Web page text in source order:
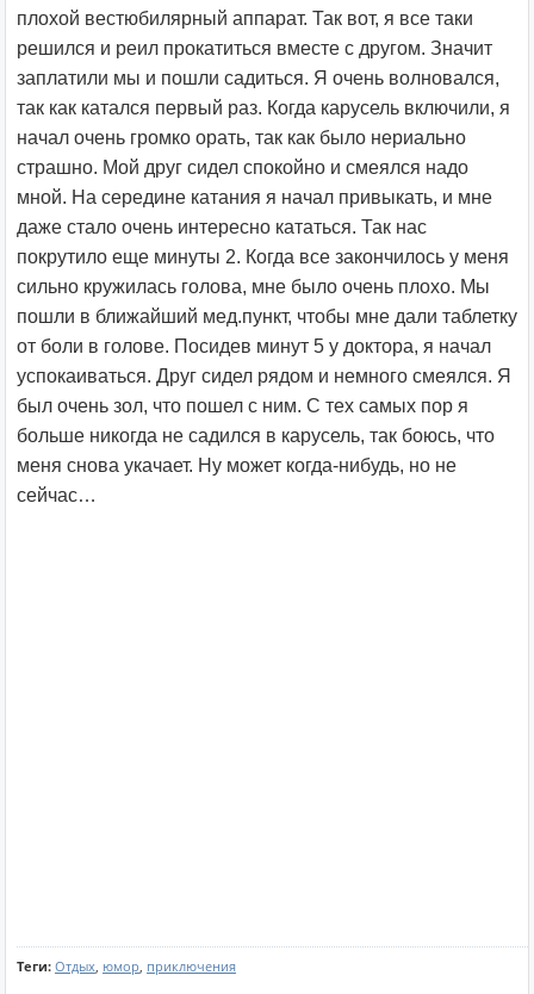
плохой вестюбилярный аппарат. Так вот, я все таки
решился и реил прокатиться вместе с другом. Значит
заплатили мы и пошли садиться. Я очень волновался,
так как катался первый раз. Когда карусель включили, я
начал очень громко орать, так как было нериально
страшно. Мой друг сидел спокойно и смеялся надо
мной. На середине катания я начал привыкать, и мне
даже стало очень интересно кататься. Так нас
покрутило еще минуты 2. Когда все закончилось у меня
сильно кружилась голова, мне было очень плохо. Мы
пошли в ближайший мед.пункт, чтобы мне дали таблетку
от боли в голове. Посидев минут 5 у доктора, я начал
успокаиваться. Друг сидел рядом и немного смеялся. Я
был очень зол, что пошел с ним. С тех самых пор я
больше никогда не садился в карусель, так боюсь, что
меня снова укачает. Ну может когда-нибудь, но не
сейчас…
Теги: Отдых, юмор, приключения